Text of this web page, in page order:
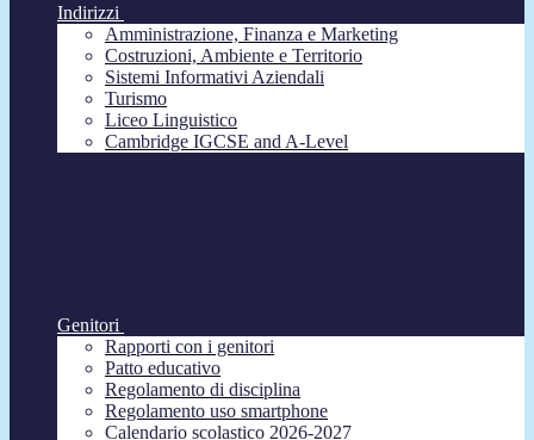
Indirizzi
Amministrazione, Finanza e Marketing
Costruzioni, Ambiente e Territorio
Sistemi Informativi Aziendali
Turismo
Liceo Linguistico
Cambridge IGCSE and A-Level
Genitori
Rapporti con i genitori
Patto educativo
Regolamento di disciplina
Regolamento uso smartphone
Calendario scolastico 2026-2027